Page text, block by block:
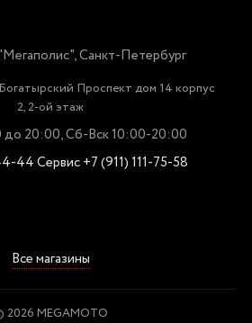
Санкт-Петербург
Проспект дом 14 корпус
2, 2-ой этаж
20:00, Сб-Вск 10:00-20:00
44Сервис +7 (911) 111-75-58
Все магазины
2026 MEGAMOTO